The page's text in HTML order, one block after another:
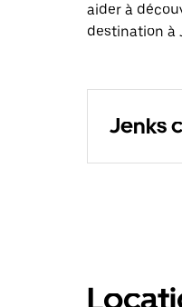
aider à
destination à
Jenks